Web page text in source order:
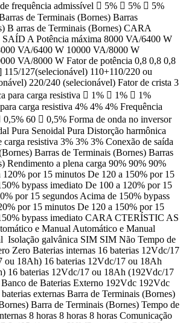
frequência admissível  5%  5%  5%
de Terminais (Bornes) Barras
B arras de Terminais (Bornes) CARA
A Potência máxima 8000 VA/6400 W
VA/6400 W 10000 VA/8000 W
VA/8000 W Fator de potência 0,8 0,8 0,8
127(selecionável) 110+110/220 ou
220/240 (selecionável) Fator de crista 3
para carga resistiva  1%  1%  1%
carga resistiva 4% 4% 4% Frequência
60  0,5% Forma de onda no inversor
Pura Senoidal Pura Distorção harmônica
resistiva 3% 3% 3% Conexão de saída
Barras de Terminais (Bornes) Barras
Rendimento a plena carga 90% 90% 90%
120% por 15 minutos De 120 a 150% por 15
bypass imediato De 100 a 120% por 15
por 15 segundos Acima de 150% bypass
por 15 minutos De 120 a 150% por 15
bypass imediato CARA CTERÍSTIC AS
e Manual Automático e Manual
Isolação galvânica SIM SIM Não Tempo de
Zero Baterias internas 16 baterias 12Vdc/17
ou 18Ah) 16 baterias 12Vdc/17 ou 18Ah
16 baterias 12Vdc/17 ou 18Ah (192Vdc/17
de Baterias Externo 192Vdc 192Vdc
externas Barra de Terminais (Bornes)
Barra de Terminais (Bornes) Tempo de
8 horas 8 horas 8 horas Comunicação